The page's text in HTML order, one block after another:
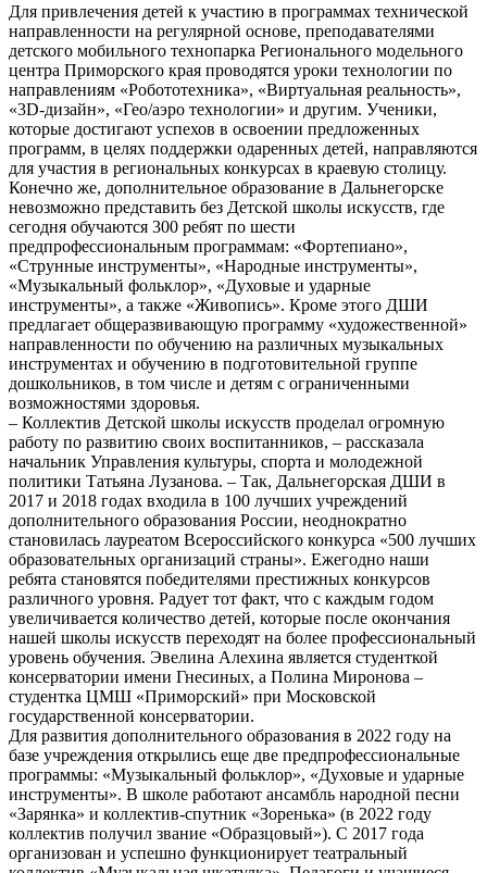
Для привлечения детей к участию в программах технической
направленности на регулярной основе, преподавателями
детского мобильного технопарка Регионального модельного
центра Приморского края проводятся уроки технологии по
направлениям «Робототехника», «Виртуальная реальность»,
«3D-дизайн», «Гео/аэро технологии» и другим. Ученики,
которые достигают успехов в освоении предложенных
программ, в целях поддержки одаренных детей, направляются
для участия в региональных конкурсах в краевую столицу.
Конечно же, дополнительное образование в Дальнегорске
невозможно представить без Детской школы искусств, где
сегодня обучаются 300 ребят по шести
предпрофессиональным программам: «Фортепиано»,
«Струнные инструменты», «Народные инструменты»,
«Музыкальный фольклор», «Духовые и ударные
инструменты», а также «Живопись». Кроме этого ДШИ
предлагает общеразвивающую программу «художественной»
направленности по обучению на различных музыкальных
инструментах и обучению в подготовительной группе
дошкольников, в том числе и детям с ограниченными
возможностями здоровья.
– Коллектив Детской школы искусств проделал огромную
работу по развитию своих воспитанников, – рассказала
начальник Управления культуры, спорта и молодежной
политики Татьяна Лузанова. – Так, Дальнегорская ДШИ в
2017 и 2018 годах входила в 100 лучших учреждений
дополнительного образования России, неоднократно
становилась лауреатом Всероссийского конкурса «500 лучших
образовательных организаций страны». Ежегодно наши
ребята становятся победителями престижных конкурсов
различного уровня. Радует тот факт, что с каждым годом
увеличивается количество детей, которые после окончания
нашей школы искусств переходят на более профессиональный
уровень обучения. Эвелина Алехина является студенткой
консерватории имени Гнесиных, а Полина Миронова –
студентка ЦМШ «Приморский» при Московской
государственной консерватории.
Для развития дополнительного образования в 2022 году на
базе учреждения открылись еще две предпрофессиональные
программы: «Музыкальный фольклор», «Духовые и ударные
инструменты». В школе работают ансамбль народной песни
«Зарянка» и коллектив-спутник «Зоренька» (в 2022 году
коллектив получил звание «Образцовый»). С 2017 года
организован и успешно функционирует театральный